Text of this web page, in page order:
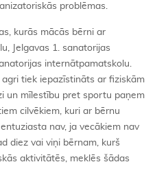
problēmas.
kurās mācās bērni ar
Jelgavas 1. sanatorijas
internātpamatskolu.
tiek iepazīstināts ar fiziskām
un mīlestību pret sportu paņem
cilvēkiem, kuri ar bērnu
nav, ja vecākiem nav
diez vai viņi bērnam, kurš
aktivitātēs, meklēs šādas